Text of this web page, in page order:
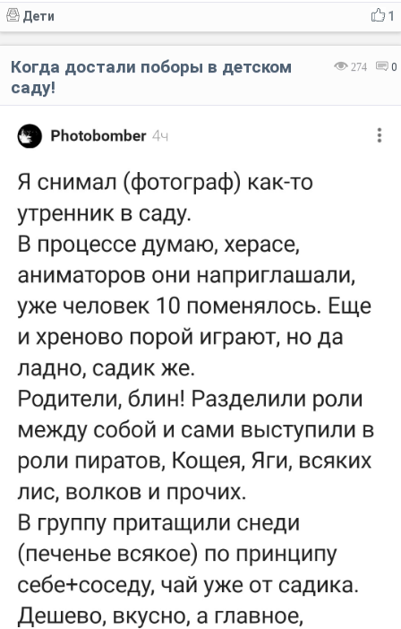
1
Дети
274 0
Когда достали поборы в детском
саду!